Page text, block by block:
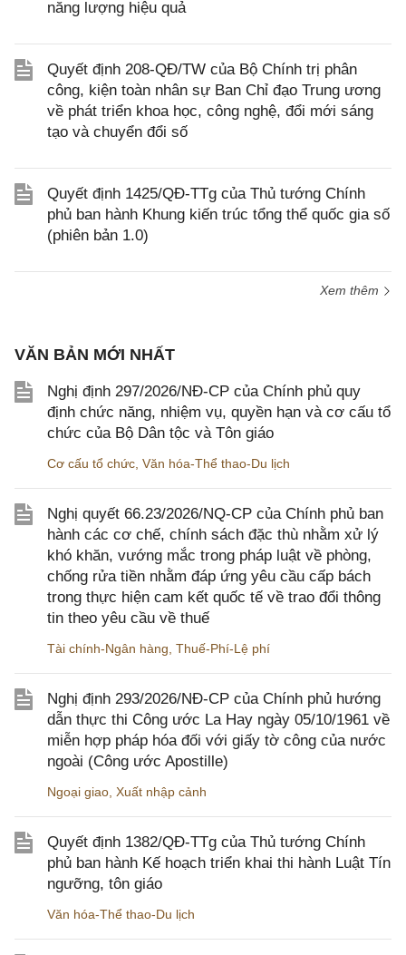
năng lượng hiệu quả
Quyết định 208-QĐ/TW của Bộ Chính trị phân
công, kiện toàn nhân sự Ban Chỉ đạo Trung ương
về phát triển khoa học, công nghệ, đổi mới sáng
tạo và chuyển đổi số
Quyết định 1425/QĐ-TTg của Thủ tướng Chính
phủ ban hành Khung kiến trúc tổng thể quốc gia số
(phiên bản 1.0)
Xem thêm
VĂN BẢN MỚI NHẤT
Nghị định 297/2026/NĐ-CP của Chính phủ quy
định chức năng, nhiệm vụ, quyền hạn và cơ cấu tổ
chức của Bộ Dân tộc và Tôn giáo
Cơ cấu tổ chức Văn hóa-Thể thao-Du lịch
Nghị quyết 66.23/2026/NQ-CP của Chính phủ ban
hành các cơ chế, chính sách đặc thù nhằm xử lý
khó khăn, vướng mắc trong pháp luật về phòng,
chống rửa tiền nhằm đáp ứng yêu cầu cấp bách
trong thực hiện cam kết quốc tế về trao đổi thông
tin theo yêu cầu về thuế
Tài chính-Ngân hàng Thuế-Phí-Lệ phí
Nghị định 293/2026/NĐ-CP của Chính phủ hướng
dẫn thực thi Công ước La Hay ngày 05/10/1961 về
miễn hợp pháp hóa đối với giấy tờ công của nước
ngoài (Công ước Apostille)
Ngoại giao Xuất nhập cảnh
Quyết định 1382/QĐ-TTg của Thủ tướng Chính
phủ ban hành Kế hoạch triển khai thi hành Luật Tín
ngưỡng, tôn giáo
Văn hóa-Thể thao-Du lịch